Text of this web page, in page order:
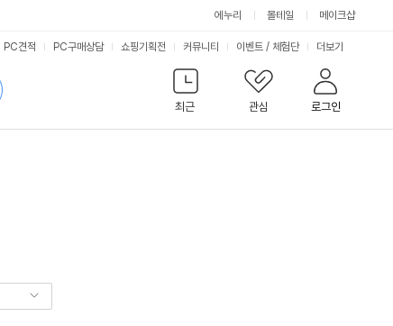
에누리 몰테일
메이크샵
최근
관심 로그인
PC견적 PC구매상담 쇼핑기획전 커뮤니티 이벤트 / 체험단 서
비
스
더보기